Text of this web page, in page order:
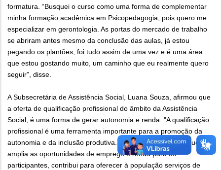
formatura. “Busquei o curso como uma forma de complementar
minha formação acadêmica em Psicopedagogia, pois quero me
especializar em gerontologia. As portas do mercado de trabalho
se abriram antes mesmo da conclusão das aulas, já estou
pegando os plantões, foi tudo assim de uma vez e é uma área
que estou gostando muito, um caminho que eu realmente quero
seguir”, disse.
A Subsecretária de Assistência Social, Luana Souza, afirmou que
a oferta de qualificação profissional do âmbito da Assistência
Social, é uma forma de gerar autonomia e renda. "A qualificação
profissional é uma ferramenta importante para a promoção da
autonomia e da inclusão produtiva. Ao mesmo tempo em que
amplia as oportunidades de emprego e renda para os
participantes, contribui para oferecer à população serviços de